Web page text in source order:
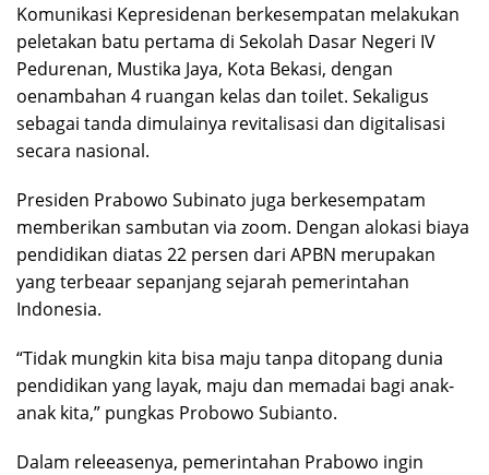
Komunikasi Kepresidenan berkesempatan melakukan
peletakan batu pertama di Sekolah Dasar Negeri IV
Pedurenan, Mustika Jaya, Kota Bekasi, dengan
oenambahan 4 ruangan kelas dan toilet. Sekaligus
sebagai tanda dimulainya revitalisasi dan digitalisasi
secara nasional.
Presiden Prabowo Subinato juga berkesempatam
memberikan sambutan via zoom. Dengan alokasi biaya
pendidikan diatas 22 persen dari APBN merupakan
yang terbeaar sepanjang sejarah pemerintahan
Indonesia.
“Tidak mungkin kita bisa maju tanpa ditopang dunia
pendidikan yang layak, maju dan memadai bagi anak-
anak kita,” pungkas Probowo Subianto.
Dalam releeasenya, pemerintahan Prabowo ingin